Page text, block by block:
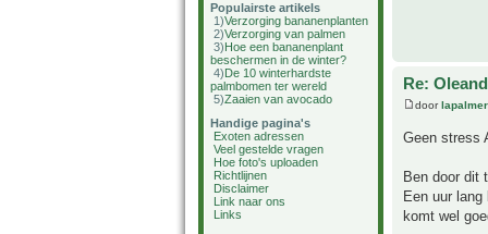
Populairste artikels
1)Verzorging bananenplanten
2)Verzorging van palmen
3)Hoe een bananenplant
beschermen in de winter?
4)De 10 winterhardste
palmbomen ter wereld
5)Zaaien van avocado
Handige pagina's
Exoten adressen
Veel gestelde vragen
Hoe foto's uploaden
Richtlijnen
Disclaimer
Link naar ons
Links
Re:
door
Geen stress
Ben door dit
Een uur lang
komt wel